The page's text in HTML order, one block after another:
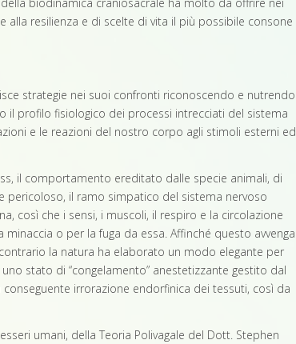
resilienza e di scelte di vita il più possibile consone
strategie nei suoi confronti riconoscendo e nutrendo
profilo fisiologico dei processi intrecciati del sistema
e le reazioni del nostro corpo agli stimoli esterni ed
il comportamento ereditato dalle specie animali, di
pericoloso, il ramo simpatico del sistema nervoso
così che i sensi, i muscoli, il respiro e la circolazione
o per la fuga da essa. Affinché questo avvenga
la natura ha elaborato un modo elegante per
stato di “congelamento” anestetizzante gestito dal
irrorazione endorfinica dei tessuti, così da
umani, della Teoria Polivagale del Dott. Stephen